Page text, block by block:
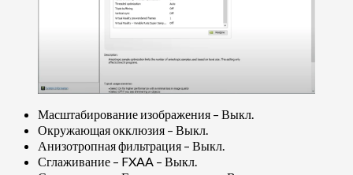
Масштабирование изображения – Выкл.
Окружающая окклюзия – Выкл.
Анизотропная фильтрация – Выкл.
Сглаживание – FXAA – Выкл.